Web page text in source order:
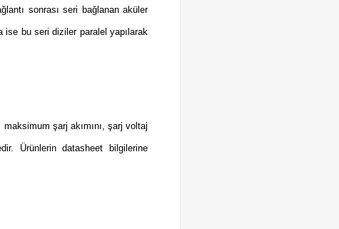
sonrası seri bağlanan aküler
ise bu seri diziler paralel yapılarak
şarj akımını, şarj voltaj
Ürünlerin datasheet bilgilerine